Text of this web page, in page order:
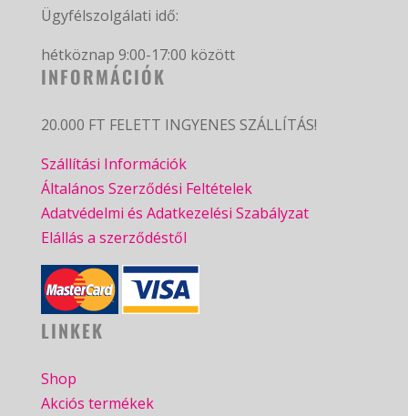
Ügyfélszolgálati idő:
hétköznap 9:00-17:00 között
INFORMÁCIÓK
20.000 FT FELETT INGYENES SZÁLLÍTÁS!
Szállítási Információk
Általános Szerződési Feltételek
Adatvédelmi és Adatkezelési Szabályzat
Elállás a szerződéstől
LINKEK
Shop
Akciós termékek